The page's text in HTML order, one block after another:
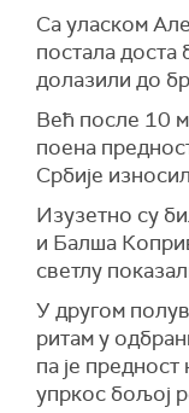
Са уласком
постала доста
долазили до
Већ после 10
поена
Србије
Изузетно су
и Балша
светлу
У другом
ритам у
па је
упркос бољој